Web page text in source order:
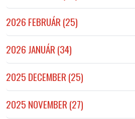
2026 FEBRUÁR (25)
2026 JANUÁR (34)
2025 DECEMBER (25)
2025 NOVEMBER (27)